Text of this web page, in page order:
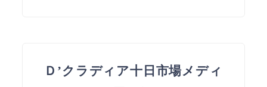
Ｄ’クラディア十日市場メディ